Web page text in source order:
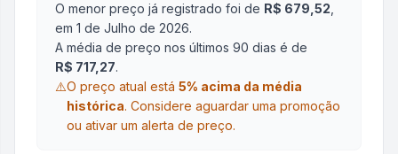
O menor preço já registrado foi de R$ 679,52
em 1 de Julho de 2026.
A média de preço nos últimos 90 dias é de
R$ 717,27.
⚠️O preço atual está 5% acima da média
histórica. Considere aguardar uma promoção
ou ativar um alerta de preço.